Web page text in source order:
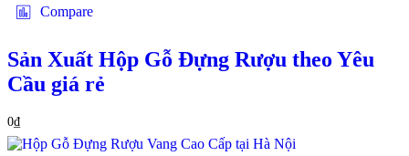
Compare
Sản Xuất Hộp Gỗ Đựng Rượu theo Yêu
Cầu giá rẻ
0₫